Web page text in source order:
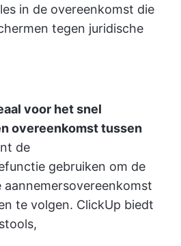
in de overeenkomst die
tegen juridische
voor het snel
overeenkomst tussen
de
gebruiken om de
te volgen. ClickUp biedt